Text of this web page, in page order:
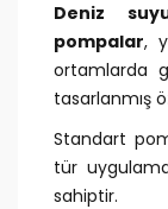
Deniz
pompalar,
ortamlarda
tasarlanmış
Standart
tür
sahiptir.